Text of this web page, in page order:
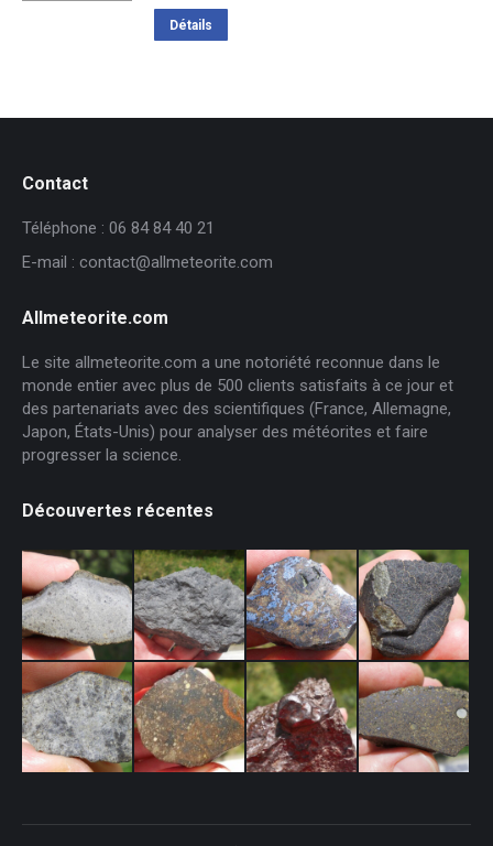
Détails
Contact
Téléphone : 06 84 84 40 21
E-mail : contact@allmeteorite.com
Allmeteorite.com
Le site allmeteorite.com a une notoriété reconnue dans le
monde entier avec plus de 500 clients satisfaits à ce jour et
des partenariats avec des scientifiques (France, Allemagne,
Japon, États-Unis) pour analyser des météorites et faire
progresser la science.
Découvertes récentes